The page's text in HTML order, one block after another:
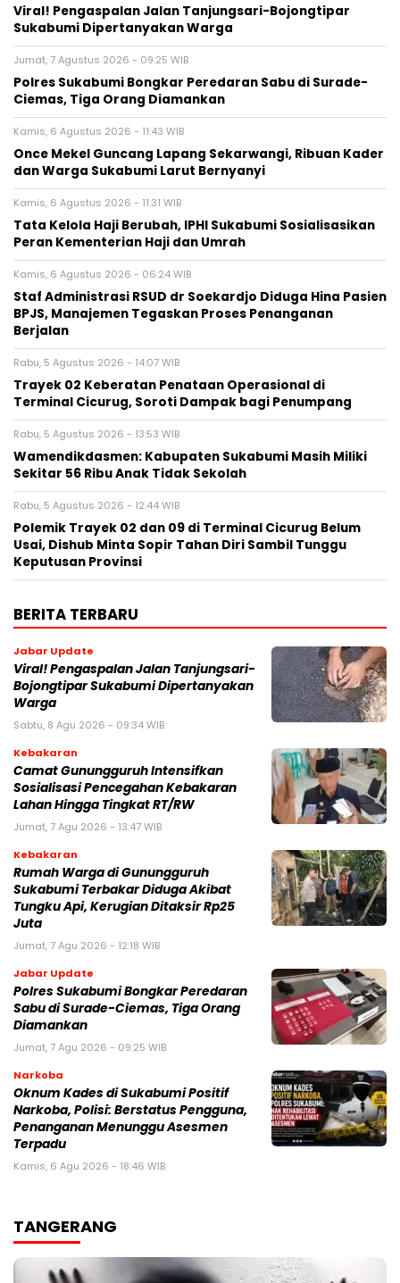
Viral! Pengaspalan Jalan Tanjungsari-Bojongtipar
Sukabumi Dipertanyakan Warga
Jumat, 7 Agustus 2026 - 09:25 WIB
Polres Sukabumi Bongkar Peredaran Sabu di Surade-
Ciemas, Tiga Orang Diamankan
Kamis, 6 Agustus 2026 - 11:43 WIB
Once Mekel Guncang Lapang Sekarwangi, Ribuan Kader
dan Warga Sukabumi Larut Bernyanyi
Kamis, 6 Agustus 2026 - 11:31 WIB
Tata Kelola Haji Berubah, IPHI Sukabumi Sosialisasikan
Peran Kementerian Haji dan Umrah
Kamis, 6 Agustus 2026 - 06:24 WIB
Staf Administrasi RSUD dr Soekardjo Diduga Hina Pasien
BPJS, Manajemen Tegaskan Proses Penanganan
Berjalan
Rabu, 5 Agustus 2026 - 14:07 WIB
‎Trayek 02 Keberatan Penataan Operasional di
Terminal Cicurug, Soroti Dampak bagi Penumpang
Rabu, 5 Agustus 2026 - 13:53 WIB
Wamendikdasmen: Kabupaten Sukabumi Masih Miliki
Sekitar 56 Ribu Anak Tidak Sekolah
Rabu, 5 Agustus 2026 - 12:44 WIB
Polemik Trayek 02 dan 09 di Terminal Cicurug Belum
Usai, Dishub Minta Sopir Tahan Diri Sambil Tunggu
Keputusan Provinsi
BERITA TERBARU
Jabar Update
Viral! Pengaspalan Jalan Tanjungsari-
Bojongtipar Sukabumi Dipertanyakan
Warga
Sabtu, 8 Agu 2026 - 09:34 WIB
Kebakaran
‎‎Camat Gunungguruh Intensifkan
Sosialisasi Pencegahan Kebakaran
Lahan Hingga Tingkat RT/RW‎
Jumat, 7 Agu 2026 - 13:47 WIB
Kebakaran
‎Rumah Warga di Gunungguruh
Sukabumi Terbakar Diduga Akibat
Tungku Api, Kerugian Ditaksir Rp25
Juta
Jumat, 7 Agu 2026 - 12:18 WIB
Jabar Update
Polres Sukabumi Bongkar Peredaran
Sabu di Surade-Ciemas, Tiga Orang
Diamankan
Jumat, 7 Agu 2026 - 09:25 WIB
Narkoba
Oknum Kades di Sukabumi Positif
Narkoba, Polisi: Berstatus Pengguna,
Penanganan Menunggu Asesmen
Terpadu
Kamis, 6 Agu 2026 - 18:46 WIB
TANGERANG